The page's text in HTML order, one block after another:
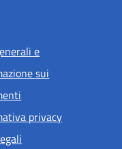
e
sui
privacy